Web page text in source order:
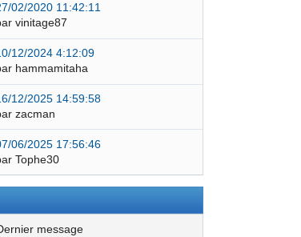
02/2020 11:42:11
vinitage87
12/2024 4:12:09
hammamitaha
12/2025 14:59:58
zacman
06/2025 17:56:46
Tophe30
dernier message